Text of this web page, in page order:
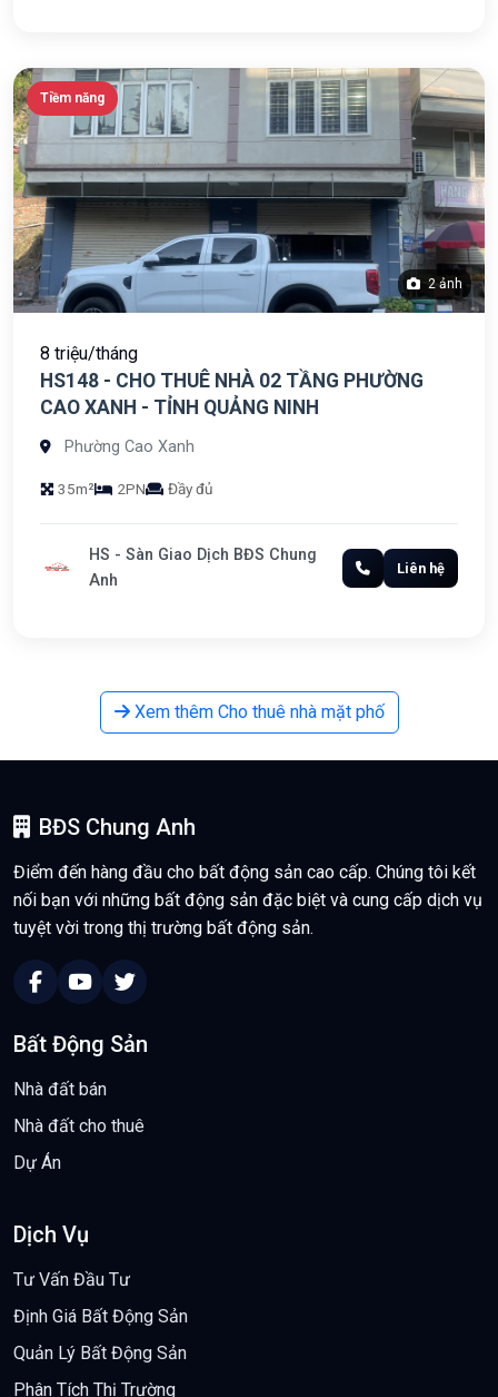
Tiềm năng
2 ảnh
8 triệu/tháng
HS148 - CHO THUÊ NHÀ 02 TẦNG PHƯỜNG
CAO XANH - TỈNH QUẢNG NINH
Phường Cao Xanh
35m² 2PN Đầy đủ
HS - Sàn Giao Dịch BĐS Chung
Anh
Liên hệ
Xem thêm Cho thuê nhà mặt phố
BĐS Chung Anh
Điểm đến hàng đầu cho bất động sản cao cấp. Chúng tôi kết
nối bạn với những bất động sản đặc biệt và cung cấp dịch vụ
tuyệt vời trong thị trường bất động sản.
Bất Động Sản
Nhà đất bán
Nhà đất cho thuê
Dự Án
Dịch Vụ
Tư Vấn Đầu Tư
Định Giá Bất Động Sản
Quản Lý Bất Động Sản
Phân Tích Thị Trường